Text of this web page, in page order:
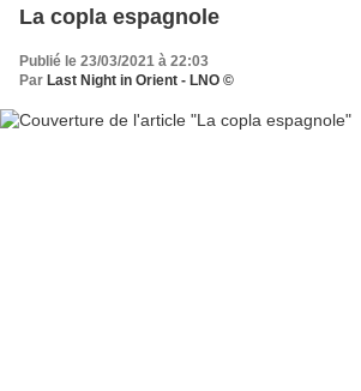
La copla espagnole
Publié le 23/03/2021 à 22:03
Par Last Night in Orient - LNO ©